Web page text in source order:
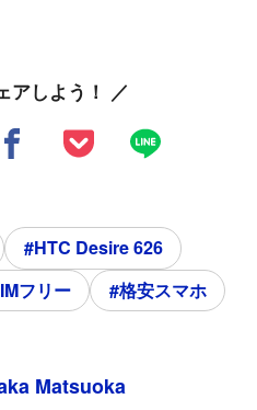
アしよう！ ／
#HTC Desire 626
フリー #格安スマホ
Matsuoka